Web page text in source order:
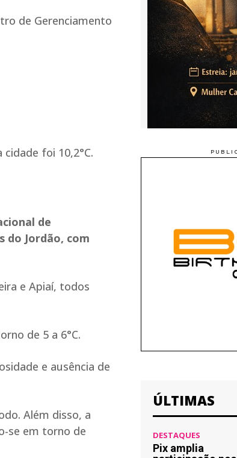
de Gerenciamento
foi 10,2°C.
de
Jordão, com
e Apiaí, todos
de 5 a 6°C.
e ausência de
Além disso, a
se em torno de
ÚLTIMAS
DESTAQUES
Pix amplia